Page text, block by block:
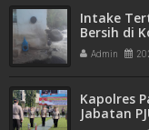
Intake
Bersih di
Admin
Kapolres
Jabatan